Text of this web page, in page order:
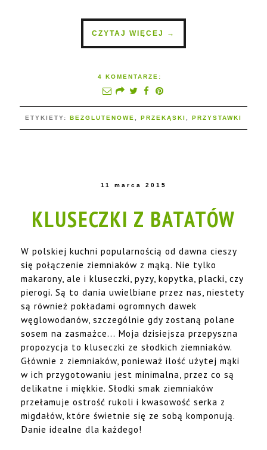
CZYTAJ WIĘCEJ →
4 KOMENTARZE:
ETYKIETY: BEZGLUTENOWE, PRZEKĄSKI , PRZYSTAWKI
11 marca 2015
KLUSECZKI Z BATATÓW
W polskiej kuchni popularnością od dawna cieszy
się połączenie ziemniaków z mąką. Nie tylko
makarony, ale i kluseczki, pyzy, kopytka, placki, czy
pierogi. Są to dania uwielbiane przez nas, niestety
są również pokładami ogromnych dawek
węglowodanów, szczególnie gdy zostaną polane
sosem na zasmażce... Moja dzisiejsza przepyszna
propozycja to kluseczki ze słodkich ziemniaków.
Głównie z ziemniaków, ponieważ ilość użytej mąki
w ich przygotowaniu jest minimalna, przez co są
delikatne i miękkie. Słodki smak ziemniaków
przełamuje ostrość rukoli i kwasowość serka z
migdałów, które świetnie się ze sobą komponują.
Danie idealne dla każdego!